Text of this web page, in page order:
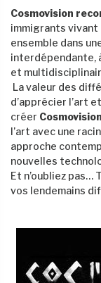
Cosmovision
immigrants vivant
ensemble dans
interdépendante,
et
La valeur des
d’apprécier l’art
créer
l’art avec une
approche
nouvelles
Et n’oubliez pas…
vos lendemains